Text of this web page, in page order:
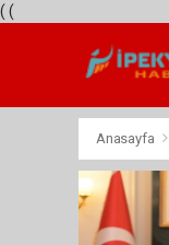
( (
Anasayfa